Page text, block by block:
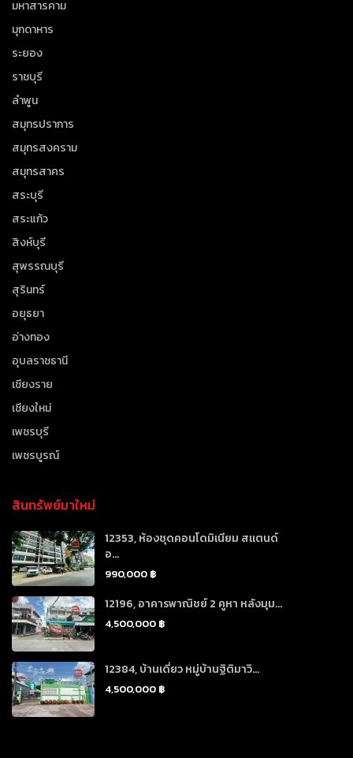
มหาสารคาม
มุกดาหาร
ระยอง
ราชบุรี
ลำพูน
สมุทรปราการ
สมุทรสงคราม
สมุทรสาคร
สระบุรี
สระแก้ว
สิงห์บุรี
สุพรรณบุรี
สุรินทร์
อยุธยา
อ่างทอง
อุบลราชธานี
เชียงราย
เชียงใหม่
เพชรบุรี
เพชรบูรณ์
สินทรัพย์มาใหม่
12353, ห้องชุดคอนโดมิเนียม สแตนด์
อ...
990,000 ฿
12196, อาคารพาณิชย์ 2 คูหา หลังมุม...
4,500,000 ฿
12384, บ้านเดี่ยว หมู่บ้านฐิติมาวิ...
4,500,000 ฿